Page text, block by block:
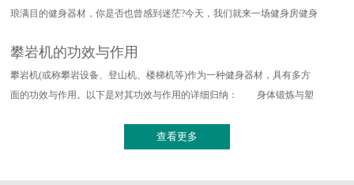
琅满目的健身器材，你是否也曾感到迷茫?今天，我们就来一场健身房健身
攀岩机的功效与作用
岩机(或称攀岩设备、登山机、楼梯机等)作为一种健身器材，具有多方
面的功效与作用。以下是对其功效与作用的详细归纳： 身体锻炼与塑
查看更多